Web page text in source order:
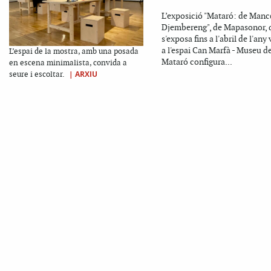
L’espai de la mostra, amb una posada
en escena minimalista, convida a
seure i escoltar.
| ARXIU
L’exposició "Mataró: de
Djembereng", de Mapasonor,
s'exposa fins a l'abril de l'any
a l'espai Can Marfà - Museu
Mataró configura...